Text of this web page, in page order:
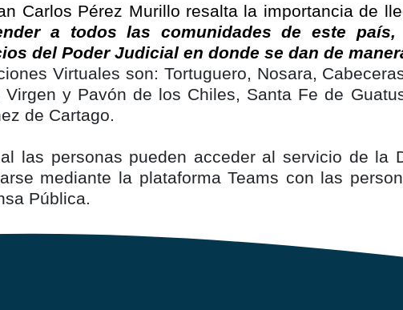
Carlos Pérez Murillo resalta la importancia de
a todos las comunidades de este
del Poder Judicial en donde se dan de
Virtuales son: Tortuguero, Nosara,
y Pavón de los Chiles, Santa Fe de
de Cartago.
las personas pueden acceder al servicio de la
mediante la plataforma Teams con las
Pública.